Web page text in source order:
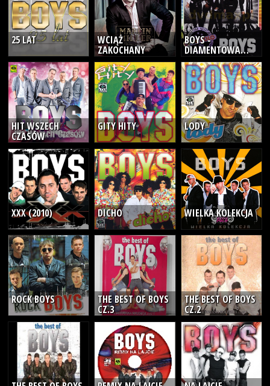
25 LAT WCIĄŻ
ZAKOCHANY
BOYS -
DIAMENTOWA
KOLEKCJA DISCO
POLO
HIT WSZECH
CZASÓW
GITY HITY LODY
XXX (2010) DICHO WIELKA KOLEKCJA
ROCK BOYS THE BEST OF BOYS
CZ.3
THE BEST OF BOYS
CZ.2